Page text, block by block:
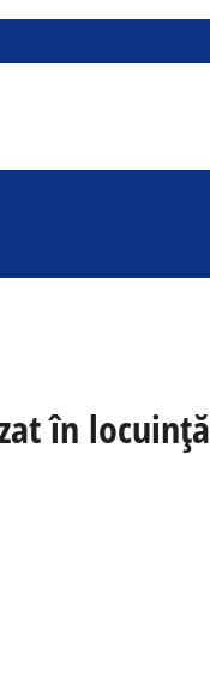
în locuință